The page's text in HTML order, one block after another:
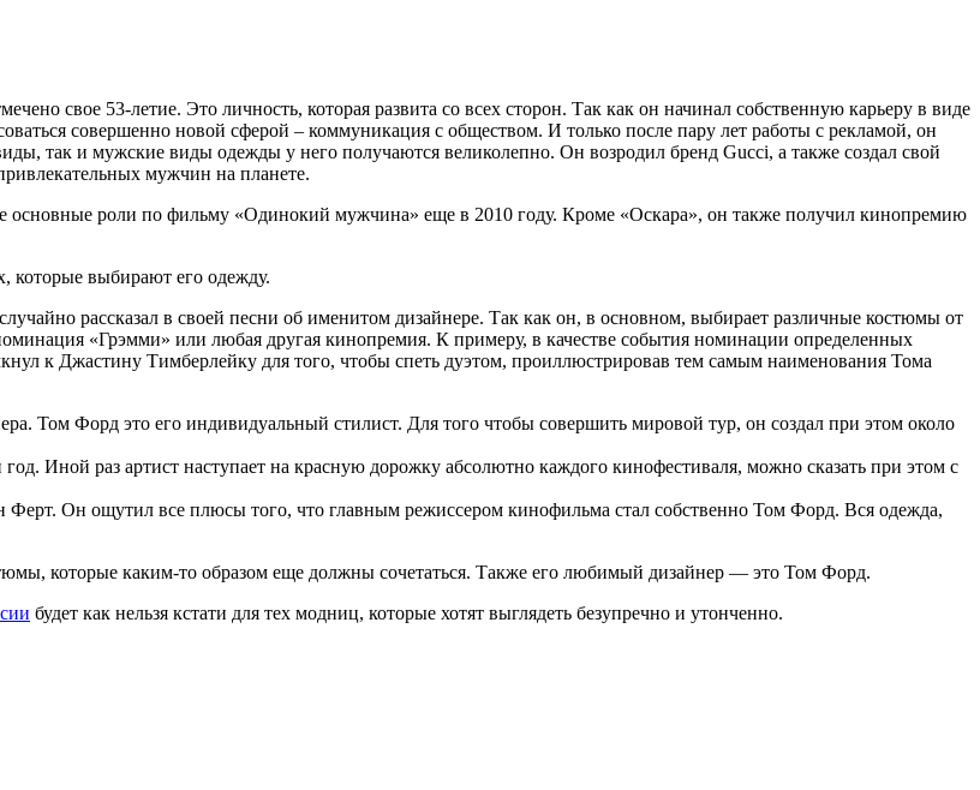
свое 53-летие. Это личность, которая развита со всех сторон. Так как он начинал собственную карьеру в виде
совершенно новой сферой – коммуникация с обществом. И только после пару лет работы с рекламой, он
так и мужские виды одежды у него получаются великолепно. Он возродил бренд Gucci, а также создал свой
мужчин на планете.
роли по фильму «Одинокий мужчина» еще в 2010 году. Кроме «Оскара», он также получил кинопремию
которые выбирают его одежду.
рассказал в своей песни об именитом дизайнере. Так как он, в основном, выбирает различные костюмы от
«Грэмми» или любая другая кинопремия. К примеру, в качестве события номинации определенных
к Джастину Тимберлейку для того, чтобы спеть дуэтом, проиллюстрировав тем самым наименования Тома
Том Форд это его индивидуальный стилист. Для того чтобы совершить мировой тур, он создал при этом около
Иной раз артист наступает на красную дорожку абсолютно каждого кинофестиваля, можно сказать при этом с
Он ощутил все плюсы того, что главным режиссером кинофильма стал собственно Том Форд. Вся одежда,
которые каким-то образом еще должны сочетаться. Также его любимый дизайнер — это Том Форд.
будет как нельзя кстати для тех модниц, которые хотят выглядеть безупречно и утонченно.